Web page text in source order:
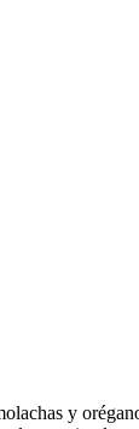
y